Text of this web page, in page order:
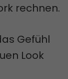
rechnen.
Gefühl
Look